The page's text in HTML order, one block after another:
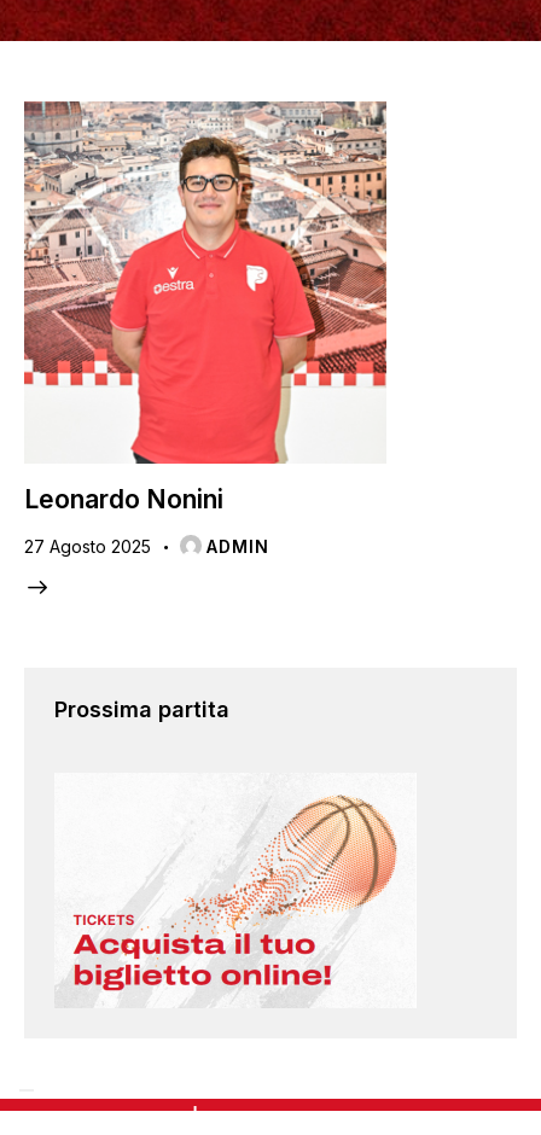
Leonardo Nonini
27 Agosto 2025 ADMIN
Prossima partita